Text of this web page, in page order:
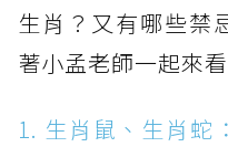
生肖？又有哪些禁
著小孟老師一起來看
1. 生肖鼠、生肖蛇